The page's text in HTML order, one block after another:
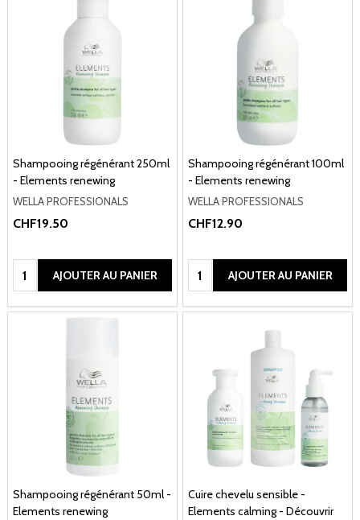
Shampooing régénérant 250ml
- Elements renewing
WELLA PROFESSIONALS
CHF19.50
Quantité:AJOUTER AU PANIER
Shampooing régénérant 100ml
- Elements renewing
WELLA PROFESSIONALS
CHF12.90
Quantité:AJOUTER AU PANIER
Shampooing régénérant 50ml -
Elements renewing
Cuire chevelu sensible -
Elements calming - Découvrir